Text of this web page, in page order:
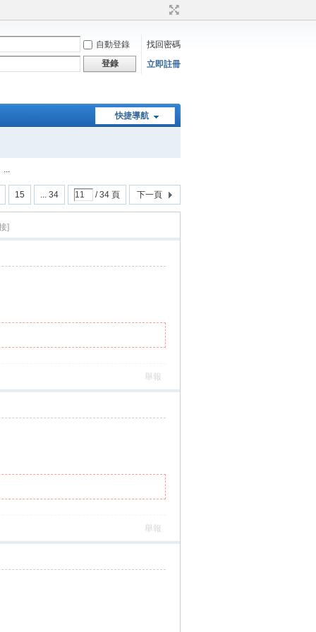
自動登錄
找回密碼
登錄
立即註冊
快捷導航
...
15 ... 34 / 34 頁 下一頁
]
舉報
舉報